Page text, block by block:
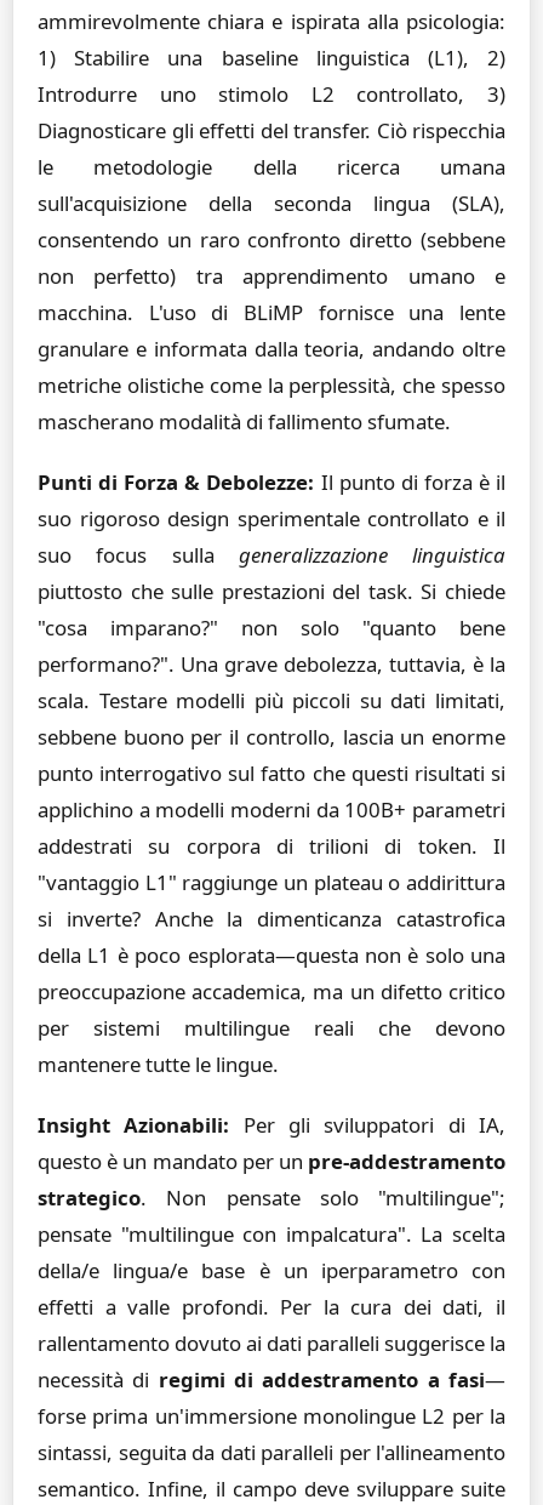
ammirevolmente chiara e ispirata alla psicologia:
1) Stabilire una baseline linguistica (L1), 2)
Introdurre uno stimolo L2 controllato, 3)
Diagnosticare gli effetti del transfer. Ciò rispecchia
le metodologie della ricerca umana
sull'acquisizione della seconda lingua (SLA),
consentendo un raro confronto diretto (sebbene
non perfetto) tra apprendimento umano e
macchina. L'uso di BLiMP fornisce una lente
granulare e informata dalla teoria, andando oltre
metriche olistiche come la perplessità, che spesso
mascherano modalità di fallimento sfumate.
Punti di Forza & Debolezze: Il punto di forza è il
suo rigoroso design sperimentale controllato e il
suo focus sulla generalizzazione linguistica
piuttosto che sulle prestazioni del task. Si chiede
"cosa imparano?" non solo "quanto bene
performano?". Una grave debolezza, tuttavia, è la
scala. Testare modelli più piccoli su dati limitati,
sebbene buono per il controllo, lascia un enorme
punto interrogativo sul fatto che questi risultati si
applichino a modelli moderni da 100B+ parametri
addestrati su corpora di trilioni di token. Il
"vantaggio L1" raggiunge un plateau o addirittura
si inverte? Anche la dimenticanza catastrofica
della L1 è poco esplorata—questa non è solo una
preoccupazione accademica, ma un difetto critico
per sistemi multilingue reali che devono
mantenere tutte le lingue.
Insight Azionabili: Per gli sviluppatori di IA,
questo è un mandato per un pre-addestramento
strategico. Non pensate solo "multilingue";
pensate "multilingue con impalcatura". La scelta
della/e lingua/e base è un iperparametro con
effetti a valle profondi. Per la cura dei dati, il
rallentamento dovuto ai dati paralleli suggerisce la
necessità di regimi di addestramento a fasi—
forse prima un'immersione monolingue L2 per la
sintassi, seguita da dati paralleli per l'allineamento
semantico. Infine, il campo deve sviluppare suite